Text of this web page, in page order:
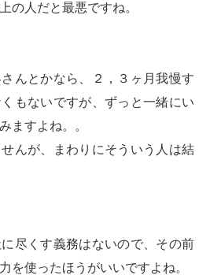
の人だと最悪ですね。
んとかなら、２，３ヶ月我慢す
もないですが、ずっと一緒にい
ますよね。。
んが、まわりにそういう人は結
尽くす義務はないので、その前
を使ったほうがいいですよね。